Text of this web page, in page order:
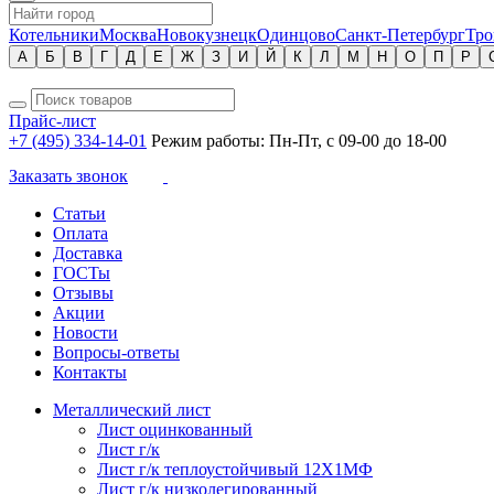
КотельникиМоскваНовокузнецкОдинцовоСанкт-Петербург
А Б В Г Д Е Ж З И Й К Л М Н О П Р
Прайс-лист
+7 (495) 334-14-01 Режим работы: Пн-Пт, с 09-00 до 18-00
Заказать звонок
Статьи
Оплата
Доставка
ГОСТы
Отзывы
Акции
Новости
Вопросы-ответы
Контакты
Металлический лист
Лист оцинкованный
Лист г/к
Лист г/к теплоустойчивый 12Х1МФ
Лист г/к низколегированный